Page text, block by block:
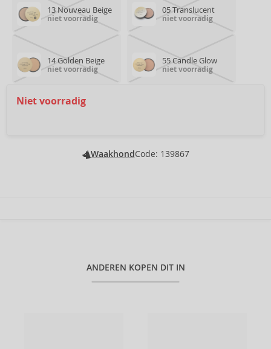
13 Nouveau Beige
niet voorradig
05 Translucent
niet voorradig
14 Golden Beige
niet voorradig
55 Candle Glow
niet voorradig
Niet voorradig
WaakhondCode: 139867
ANDEREN KOPEN DIT IN